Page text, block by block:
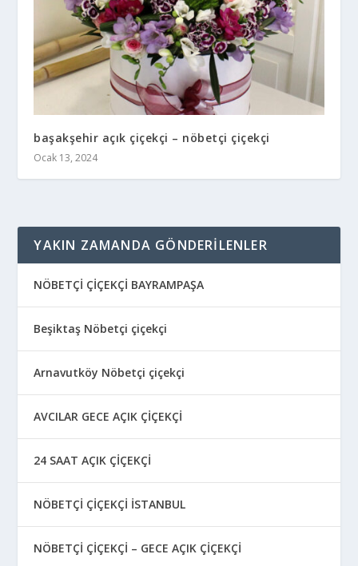
başakşehir açık çiçekçi – nöbetçi çiçekçi
Ocak 13, 2024
YAKIN ZAMANDA GÖNDERILENLER
NÖBETÇİ ÇİÇEKÇİ BAYRAMPAŞA
Beşiktaş Nöbetçi çiçekçi
Arnavutköy Nöbetçi çiçekçi
AVCILAR GECE AÇIK ÇİÇEKÇİ
24 SAAT AÇIK ÇİÇEKÇİ
NÖBETÇİ ÇİÇEKÇİ İSTANBUL
NÖBETÇİ ÇİÇEKÇİ – GECE AÇIK ÇİÇEKÇİ